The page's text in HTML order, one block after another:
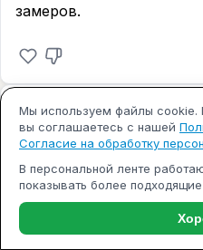
замеров.
Стройсервис Плюс
Дизайн квартиры в
придумали сами без
проектировщика,…
Мы используем файлы cookie.
вы соглашаетесь с нашей
Согласие на обработку
В персональной ленте
показывать более